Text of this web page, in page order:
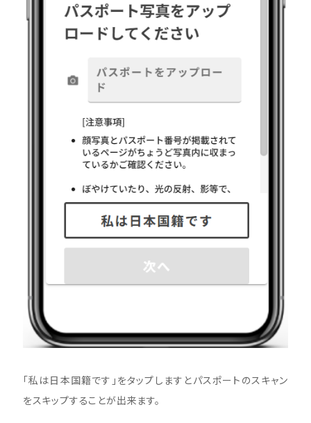
「私は日本国籍です」をタップしますとパスポートのスキャン
をスキップすることが出来ます。